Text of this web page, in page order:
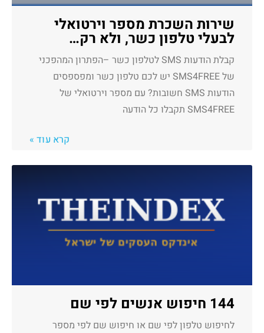
שירות השכרת מספר וירטואלי
לבעלי טלפון כשר, ולא רק…
קבלת הודעות SMS לטלפון כשר –הפתרון המהפכני
של SMS4FREE יש לכם טלפון כשר ומפספסים
הודעות SMS חשובות? עם מספר וירטואלי של
SMS4FREE תקבלו כל הודעה
קרא עוד »
144 חיפוש אנשים לפי שם
לחיפוש טלפון לפי שם או חיפוש שם לפי מספר